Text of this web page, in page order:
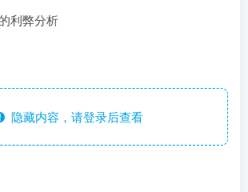
利弊分析
隐藏内容，请登录后查看